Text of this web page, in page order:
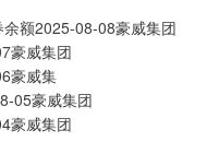
额2025-08-08豪威集团
豪威集团
豪威集
05豪威集团
豪威集团